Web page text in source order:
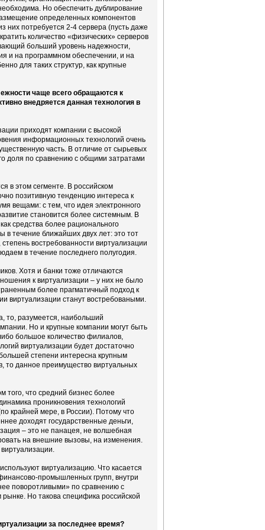
Но обеспечить дублирование
определенных компонентов
потребуется 2-4 сервера (пусть даже
количество «физических» серверов
больший уровень надежности,
и на программном обеспечении, и на
для таких структур, как крупные
чаще всего обращаются к
внедряется данная технология в
приходят компании с высокой
информационных технологий очень
часть. В отличие от сырьевых
доля по сравнению с общими затратами
в этом сегменте. В российском
позитивную тенденцию интереса к
вещами: с тем, что идея электронного
становится более системным. В
средства более рационального
в течение ближайших двух лет: это тот
востребованности виртуализации
в течение последнего полугодия.
Хотя и банки тоже отличаются
к виртуализации – у них не было
более прагматичный подход к
виртуализации станут востребоваными.
то, разумеется, наибольший
Но и крупные компании могут быть
большое количество филиалов,
виртуализации будет достаточно
степени интересна крупным
то данное преимущество виртуальных
того, что средний бизнес более
проникновения технологий
крайней мере, в России). Потому что
доходят государственные деньги,
– это не панацея, не волшебная
на внешние вызовы, на изменения.
виртуализацию. Что касается
промышленных групп, внутри
поворотливыми» по сравнению с
Но такова специфика российской
за последнее время?